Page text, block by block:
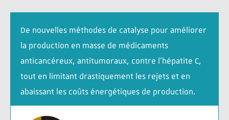
De nouvelles méthodes de catalyse pour améliorer
la production en masse de médicaments
anticancéreux, antitumoraux, contre l’hépatite C,
tout en limitant drastiquement les rejets et en
abaissant les coûts énergétiques de production.